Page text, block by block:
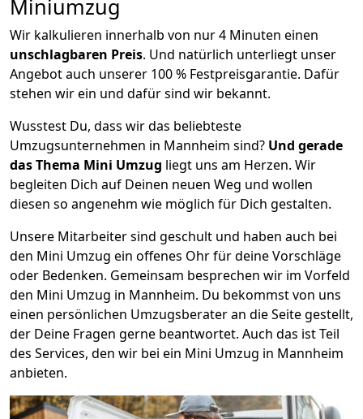
Miniumzug
Wir kalkulieren innerhalb von nur 4 Minuten einen
unschlagbaren Preis. Und natürlich unterliegt unser
Angebot auch unserer 100 % Festpreisgarantie. Dafür
stehen wir ein und dafür sind wir bekannt.
Wusstest Du, dass wir das beliebteste
Umzugsunternehmen in Mannheim sind? Und gerade
das Thema Mini Umzug liegt uns am Herzen. Wir
begleiten Dich auf Deinen neuen Weg und wollen
diesen so angenehm wie möglich für Dich gestalten.
Unsere Mitarbeiter sind geschult und haben auch bei
den Mini Umzug ein offenes Ohr für deine Vorschläge
oder Bedenken. Gemeinsam besprechen wir im Vorfeld
den Mini Umzug in Mannheim. Du bekommst von uns
einen persönlichen Umzugsberater an die Seite gestellt,
der Deine Fragen gerne beantwortet. Auch das ist Teil
des Services, den wir bei ein Mini Umzug in Mannheim
anbieten.